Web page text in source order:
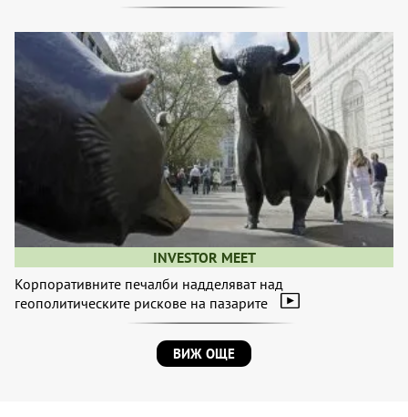
INVESTOR MEET
Корпоративните печалби надделяват над
геополитическите рискове на пазарите
ВИЖ ОЩЕ